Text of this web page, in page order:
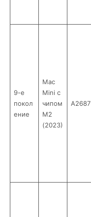
9-е
покол
ение
Mac
Mini с
чипом
M2
(2023)
A2687